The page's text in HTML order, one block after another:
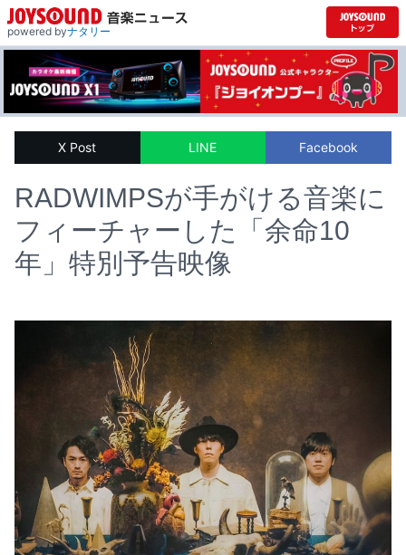
powered byナタリー
X Post LINE Facebook
RADWIMPSが手がける音楽に
フィーチャーした「余命10
年」特別予告映像